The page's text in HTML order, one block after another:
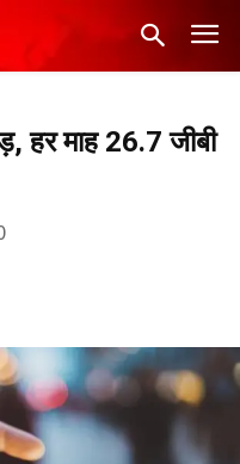
हर माह 26.7 जीबी